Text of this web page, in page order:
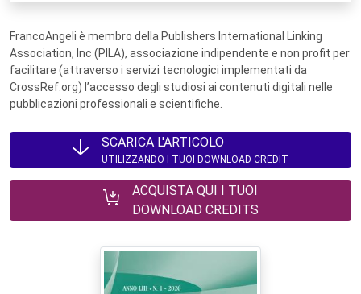
FrancoAngeli è membro della Publishers International Linking
Association, Inc (PILA), associazione indipendente e non profit per
facilitare (attraverso i servizi tecnologici implementati da
CrossRef.org) l’accesso degli studiosi ai contenuti digitali nelle
pubblicazioni professionali e scientifiche.
SCARICA L'ARTICOLO
UTILIZZANDO I TUOI DOWNLOAD CREDIT
ACQUISTA QUI I TUOI
DOWNLOAD CREDITS